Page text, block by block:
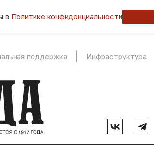
в Политике конфиденциальности
поддержка Инфраструктура